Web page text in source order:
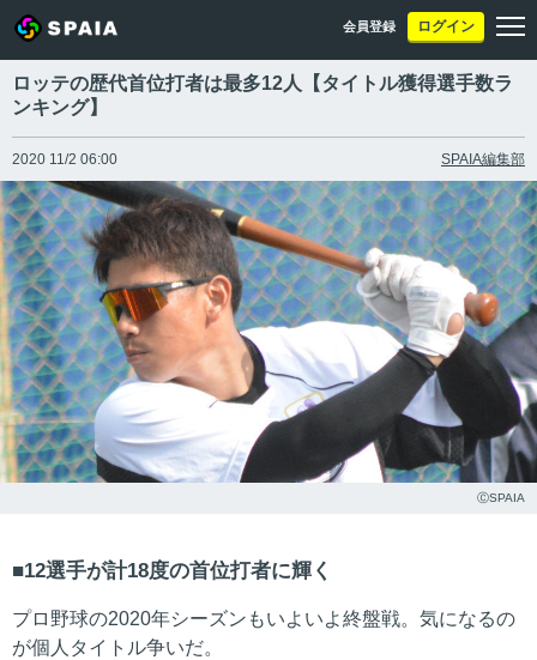
会員登録 ログイン
ロッテの歴代首位打者は最多12人【タイトル獲得選手数ラ
ンキング】
2020 11/2 06:00 SPAIA編集部
ⒸSPAIA
12選手が計18度の首位打者に輝く
プロ野球の2020年シーズンもいよいよ終盤戦。気になるの
が個人タイトル争いだ。